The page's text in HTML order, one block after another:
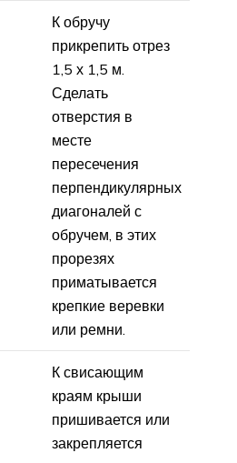
К обручу
прикрепить отрез
1,5 х 1,5 м.
Сделать
отверстия в
месте
пересечения
перпендикулярных
диагоналей с
обручем, в этих
прорезях
приматывается
крепкие веревки
или ремни.
К свисающим
краям крыши
пришивается или
закрепляется